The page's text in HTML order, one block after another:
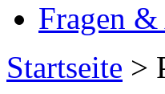
Fragen
Startseite >